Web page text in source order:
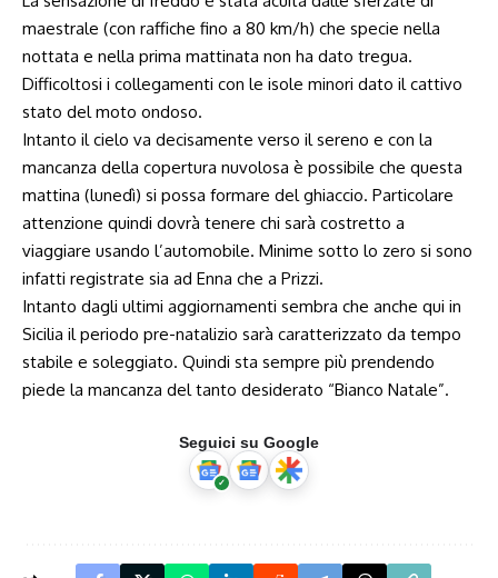
maestrale (con raffiche fino a 80 km/h) che specie nella
nottata e nella prima mattinata non ha dato tregua.
Difficoltosi i collegamenti con le isole minori dato il cattivo
stato del moto ondoso.
Intanto il cielo va decisamente verso il sereno e con la
mancanza della copertura nuvolosa è possibile che questa
mattina (lunedì) si possa formare del ghiaccio. Particolare
attenzione quindi dovrà tenere chi sarà costretto a
viaggiare usando l’automobile. Minime sotto lo zero si sono
infatti registrate sia ad Enna che a Prizzi.
Intanto dagli ultimi aggiornamenti sembra che anche qui in
Sicilia il periodo pre-natalizio sarà caratterizzato da tempo
stabile e soleggiato. Quindi sta sempre più prendendo
piede la mancanza del tanto desiderato “Bianco Natale”.
Seguici su Google